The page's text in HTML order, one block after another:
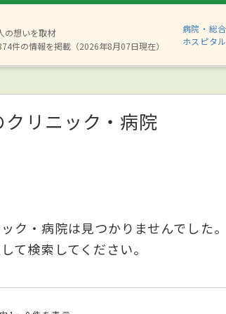
の想いを取材
件の情報を掲載（2026年8月07日現在）
病院・総
ホスピタ
クリニック・病院
ク・病院は見つかりませんでした。
て検索してください。